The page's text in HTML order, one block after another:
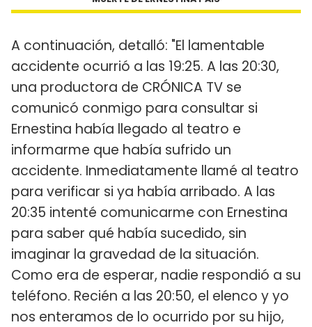
A continuación, detalló: "El lamentable
accidente ocurrió a las 19:25. A las 20:30,
una productora de CRÓNICA TV se
comunicó conmigo para consultar si
Ernestina había llegado al teatro e
informarme que había sufrido un
accidente. Inmediatamente llamé al teatro
para verificar si ya había arribado. A las
20:35 intenté comunicarme con Ernestina
para saber qué había sucedido, sin
imaginar la gravedad de la situación.
Como era de esperar, nadie respondió a su
teléfono. Recién a las 20:50, el elenco y yo
nos enteramos de lo ocurrido por su hijo,